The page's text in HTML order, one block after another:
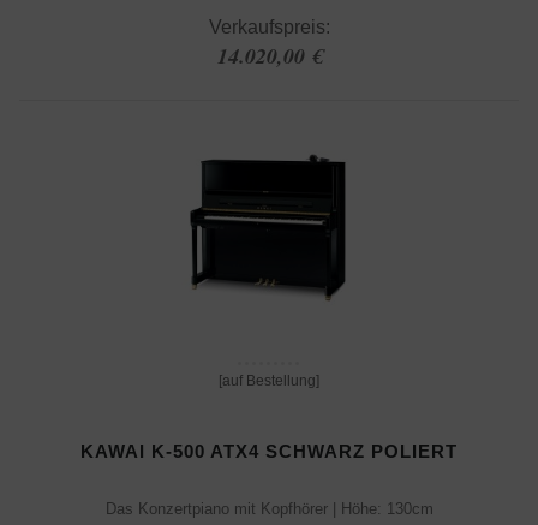
Verkaufspreis:
14.020,00 €
[auf Bestellung]
KAWAI K-500 ATX4 SCHWARZ POLIERT
Das Konzertpiano mit Kopfhörer | Höhe: 130cm